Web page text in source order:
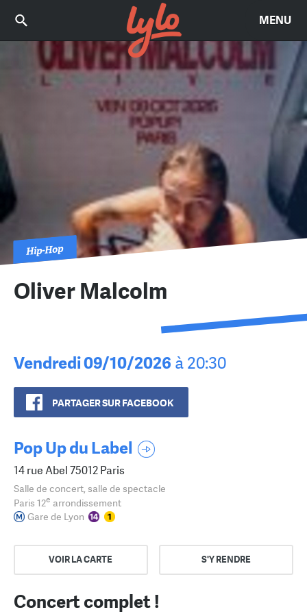
MENU
Hip-Hop
Oliver Malcolm
Vendredi 09/10/2026 à 20:30
PARTAGER SUR FACEBOOK
Pop Up du Label
14 rue Abel 75012 Paris
Salle de concert, salle de spectacle
Paris 12e arrondissement
Gare de Lyon
VOIR LA CARTE S'Y RENDRE
Concert complet !